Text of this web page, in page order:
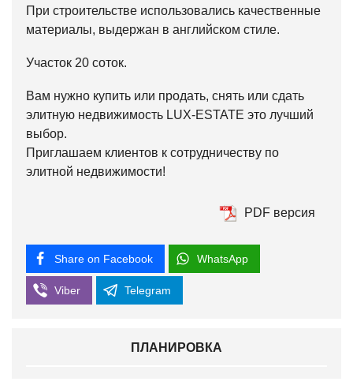
При строительстве использовались качественные
материалы, выдержан в английском стиле.
Участок 20 соток.
Вам нужно купить или продать, снять или сдать
элитную недвижимость LUX-ESTATE это лучший
выбор.
Приглашаем клиентов к сотрудничеству по
элитной недвижимости!
PDF версия
Share on Facebook WhatsApp
Viber Telegram
ПЛАНИРОВКА